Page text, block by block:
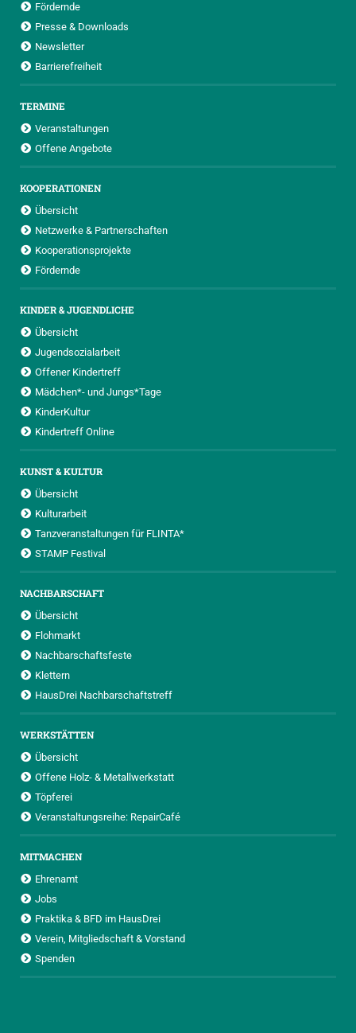
Fördernde
Presse & Downloads
Newsletter
Barrierefreiheit
TERMINE
Veranstaltungen
Offene Angebote
KOOPERATIONEN
Übersicht
Netzwerke & Partnerschaften
Kooperationsprojekte
Fördernde
KINDER & JUGENDLICHE
Übersicht
Jugendsozialarbeit
Offener Kindertreff
Mädchen*- und Jungs*Tage
KinderKultur
Kindertreff Online
KUNST & KULTUR
Übersicht
Kulturarbeit
Tanzveranstaltungen für FLINTA*
STAMP Festival
NACHBARSCHAFT
Übersicht
Flohmarkt
Nachbarschaftsfeste
Klettern
HausDrei Nachbarschaftstreff
WERKSTÄTTEN
Übersicht
Offene Holz- & Metallwerkstatt
Töpferei
Veranstaltungsreihe: RepairCafé
MITMACHEN
Ehrenamt
Jobs
Praktika & BFD im HausDrei
Verein, Mitgliedschaft & Vorstand
Spenden